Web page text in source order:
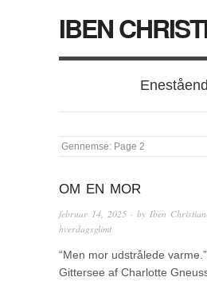
IBEN
Gennemse: Page 2
OM EN MOR
februar 14, 2025 · by Iben
hverdagsglimt
“Men mor udstrålede
Gittersee af Charlotte